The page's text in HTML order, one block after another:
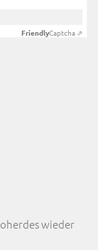
FriendlyCaptcha ⇗
wieder